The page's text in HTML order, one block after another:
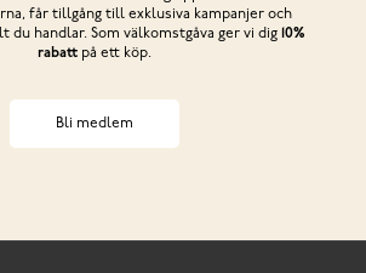
får tillgång till exklusiva kampanjer och
du handlar. Som välkomstgåva ger vi dig 10%
rabattpå ett köp.
Bli medlem